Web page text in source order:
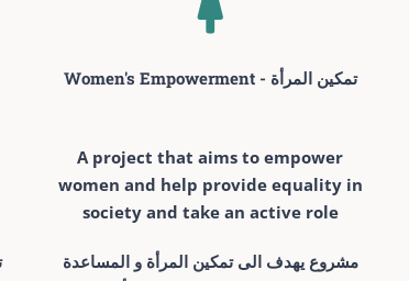
Women's Empowerment - تمكين المرأة
A project that aims to empower
women and help provide equality in
society and take an active role
مشروع يهدف الى تمكين المرأة و المساعدة